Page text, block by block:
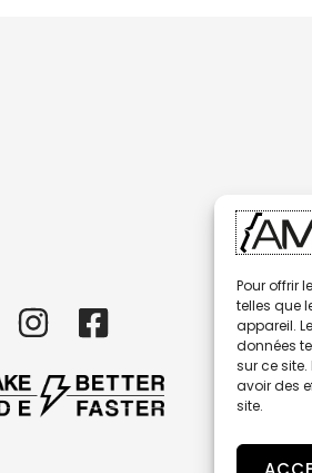
Pour offrir
telles que
appareil.
données
sur ce
avoir des
site.